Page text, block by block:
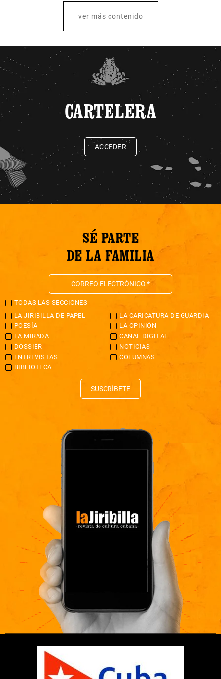
ver más contenido
CARTELERA
ACCEDER
SÉ PARTE
DE LA FAMILIA
TODAS LAS SECCIONES
LA JIRIBILLA DE PAPEL
LA CARICATURA DE GUARDIA
POESÍA
LA OPINIÓN
LA MIRADA
CANAL DIGITAL
DOSSIER
NOTICIAS
ENTREVISTAS
COLUMNAS
BIBLIOTECA
SUSCRÍBETE